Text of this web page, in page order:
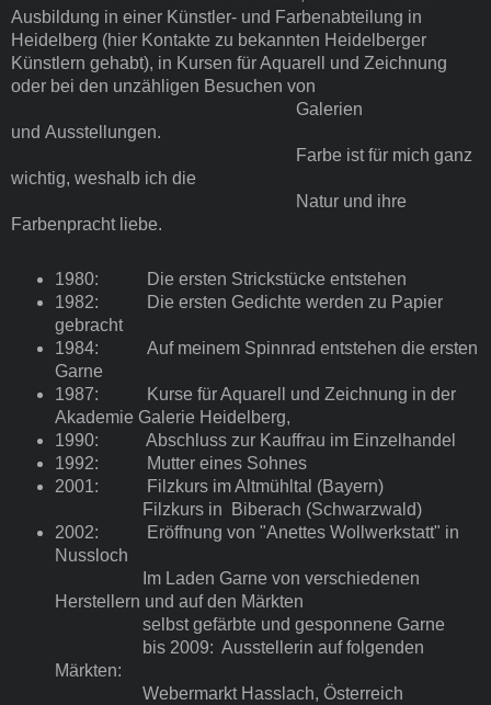
Ausbildung in einer Künstler- und Farbenabteilung in
Heidelberg (hier Kontakte zu bekannten Heidelberger
Künstlern gehabt), in Kursen für Aquarell und Zeichnung
oder bei den unzähligen Besuchen von
Galerien
und Ausstellungen.
Farbe ist für mich ganz
wichtig, weshalb ich die
Natur und ihre
Farbenpracht liebe.
1980: Die ersten Strickstücke entstehen
1982: Die ersten Gedichte werden zu Papier
gebracht
1984: Auf meinem Spinnrad entstehen die ersten
Garne
1987: Kurse für Aquarell und Zeichnung in der
Akademie Galerie Heidelberg,
1990: Abschluss zur Kauffrau im Einzelhandel
1992: Mutter eines Sohnes
2001: Filzkurs im Altmühltal (Bayern)
Filzkurs in Biberach (Schwarzwald)
2002: Eröffnung von "Anettes Wollwerkstatt" in
Nussloch
Im Laden Garne von verschiedenen
Herstellern und auf den Märkten
selbst gefärbte und gesponnene Garne
bis 2009: Ausstellerin auf folgenden
Märkten:
Webermarkt Hasslach, Österreich